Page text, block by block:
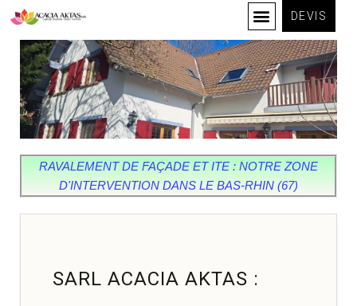
DEVIS
RAVALEMENT DE FAÇADE ET ITE : NOTRE ZONE
D'INTERVENTION DANS LE BAS-RHIN (67)
SARL ACACIA AKTAS :